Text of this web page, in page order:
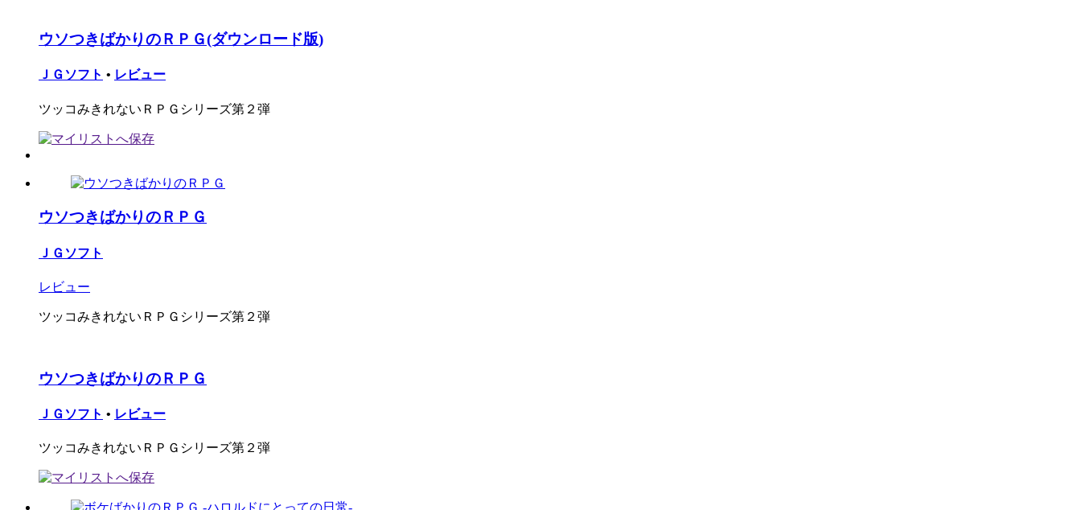
ウソつきばかりのＲＰＧ(ダウンロード版)
ＪＧソフト • レビュー
ツッコみきれないＲＰＧシリーズ第２弾
ウソつきばかりのＲＰＧ
ＪＧソフト
レビュー
ツッコみきれないＲＰＧシリーズ第２弾
ウソつきばかりのＲＰＧ
ＪＧソフト • レビュー
ツッコみきれないＲＰＧシリーズ第２弾